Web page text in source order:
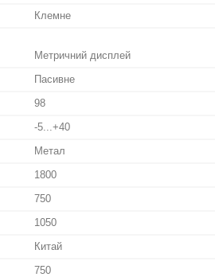
Клемне
Метричний дисплей
Пасивне
98
-5...+40
Метал
1800
750
1050
Китай
750